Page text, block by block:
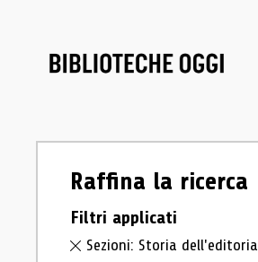
Raffina la ricerca
Filtri applicati
Sezioni: Storia dell'editoria